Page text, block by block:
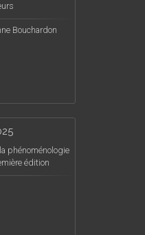
Bouchardon
phénoménologie
édition